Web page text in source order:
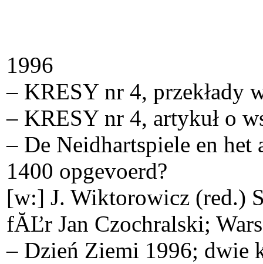
1996
– KRESY nr 4, przekłady
– KRESY nr 4, artykuł o
– De Neidhartspiele en het
1400 opgevoerd?
[w:] J. Wiktorowicz (red.)
fĂĽr Jan Czochralski;
– Dzień Ziemi 1996; dwie